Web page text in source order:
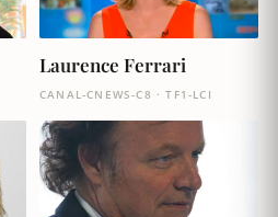
Laurence Ferrari
CANAL-CNEWS-C8 · TF1-LCI